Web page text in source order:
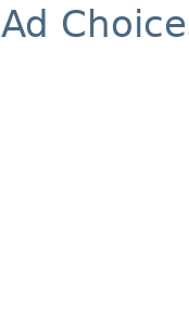
Ad